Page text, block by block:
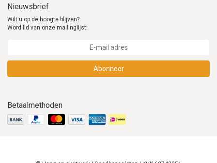
Nieuwsbrief
Wilt u op de hoogte blijven?
Word lid van onze mailinglijst:
Abonneer
Betaalmethoden